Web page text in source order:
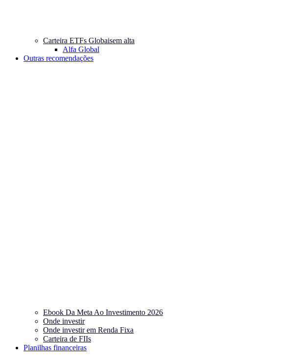
Carteira ETFs Globaisem alta
Alfa Global
Outras recomendações
Ebook Da Meta Ao Investimento 2026
Onde investir
Onde investir em Renda Fixa
Carteira de FIIs
Planilhas financeiras